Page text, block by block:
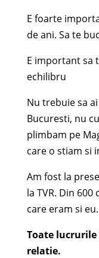
E foarte
de ani. Sa te
E important sa
echilibru
Nu trebuie sa
Bucuresti, nu
plimbam pe
care o stiam si
Am fost la
la TVR. Din
care eram si eu.
Toate lucrurile
relatie.